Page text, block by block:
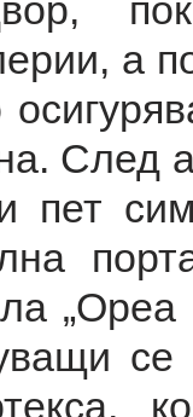
а
След
пет
се